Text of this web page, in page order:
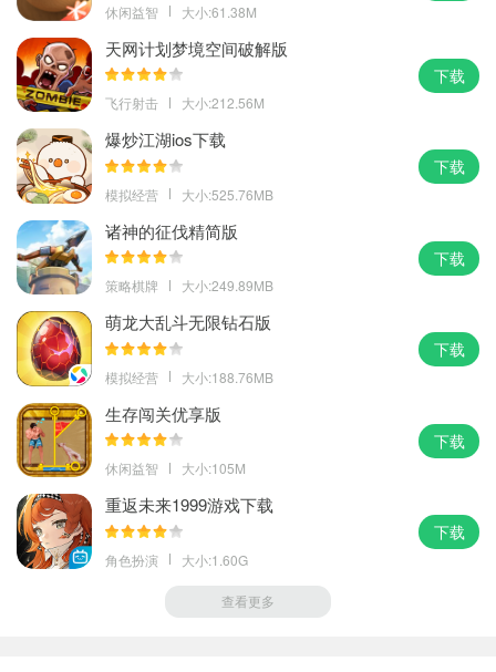
休闲益智 大小:61.38M
天网计划梦境空间破解版
飞行射击 大小:212.56M
下载
爆炒江湖ios下载
模拟经营 大小:525.76MB
下载
诸神的征伐精简版
策略棋牌 大小:249.89MB
下载
萌龙大乱斗无限钻石版
模拟经营 大小:188.76MB
下载
生存闯关优享版
休闲益智 大小:105M
下载
重返未来1999游戏下载
角色扮演 大小:1.60G
下载
查看更多